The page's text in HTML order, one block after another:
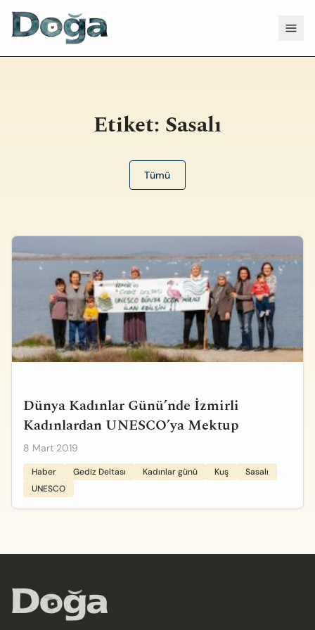
Etiket: Sasalı
Tümü
Dünya Kadınlar Günü’nde İzmirli
Kadınlardan UNESCO’ya Mektup
8 Mart 2019
Haber Gediz Deltası Kadınlar günü Kuş
Sasalı
UNESCO